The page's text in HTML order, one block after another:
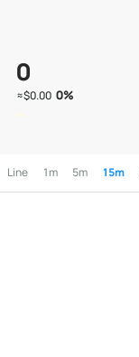
0
≈$0.00 0%
Line 1m 5m 15m